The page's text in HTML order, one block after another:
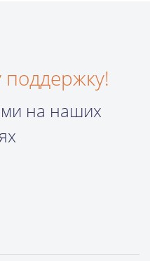
на наших